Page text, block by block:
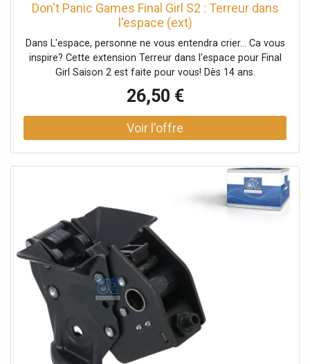
Don't Panic Games Final Girl S2 : Terreur dans
l'espace (ext)
Dans L'espace, personne ne vous entendra crier… Ca vous
inspire? Cette extension Terreur dans l'espace pour Final
Girl Saison 2 est faite pour vous! Dès 14 ans.
26,50 €